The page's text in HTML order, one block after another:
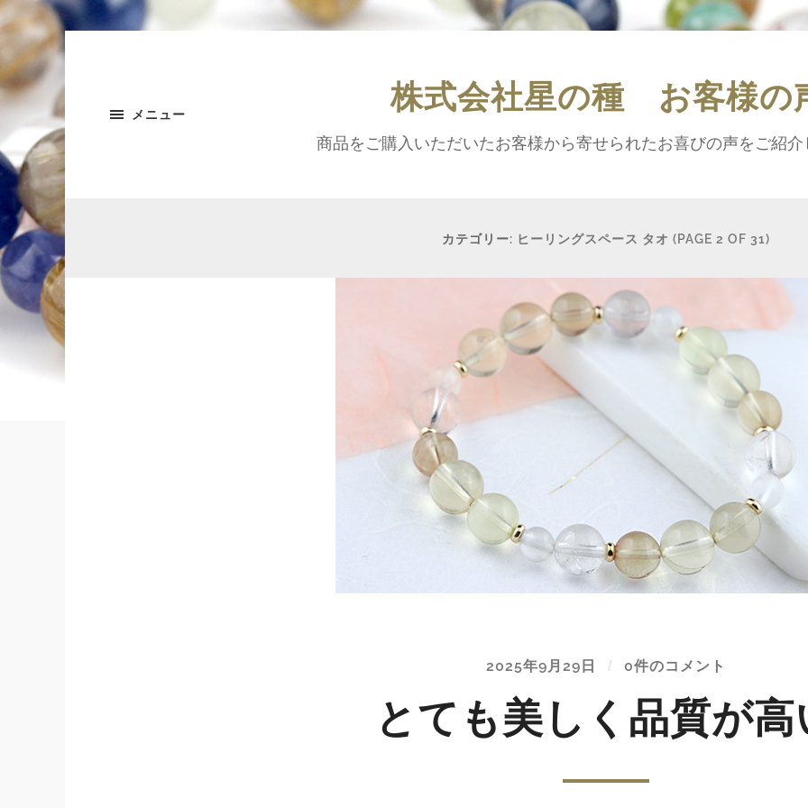
メニュー 株式会社星の種 お客様の
商品をご購入いただいたお客様から寄せられたお喜びの声をご紹
カテゴリー: ヒーリングスペース タオ (PAGE 2 OF 31)
2025年9月29日 / 0件のコメント
とても美しく品質が高